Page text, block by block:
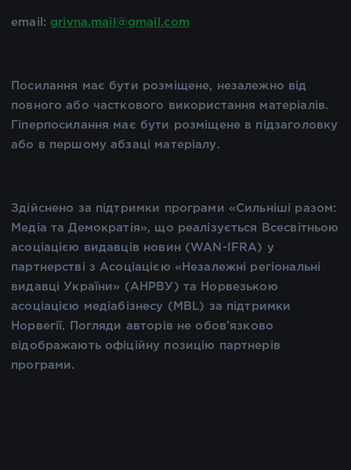
email: grivna.mail@gmail.com
Посилання має бути розміщене, незалежно від
повного або часткового використання матеріалів.
Гіперпосилання має бути розміщене в підзаголовку
або в першому абзаці матеріалу.
Здійснено за підтримки програми «Сильніші разом:
Медіа та Демократія», що реалізується Всесвітньою
асоціацією видавців новин (WAN-IFRA) у
партнерстві з Асоціацією «Незалежні регіональні
видавці України» (АНРВУ) та Норвезькою
асоціацією медіабізнесу (MBL) за підтримки
Норвегії. Погляди авторів не обов’язково
відображають офіційну позицію партнерів
програми.